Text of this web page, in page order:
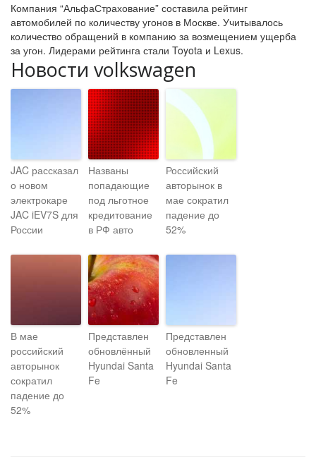
Компания “АльфаСтрахование” составила рейтинг
автомобилей по количеству угонов в Москве. Учитывалось
количество обращений в компанию за возмещением ущерба
за угон. Лидерами рейтинга стали Toyota и Lexus.
Новости volkswagen
JAC рассказал
о новом
электрокаре
JAC iEV7S для
России
Названы
попадающие
под льготное
кредитование
в РФ авто
Российский
авторынок в
мае сократил
падение до
52%
В мае
российский
авторынок
сократил
падение до
52%
Представлен
обновлённый
Hyundai Santa
Fe
Представлен
обновленный
Hyundai Santa
Fe